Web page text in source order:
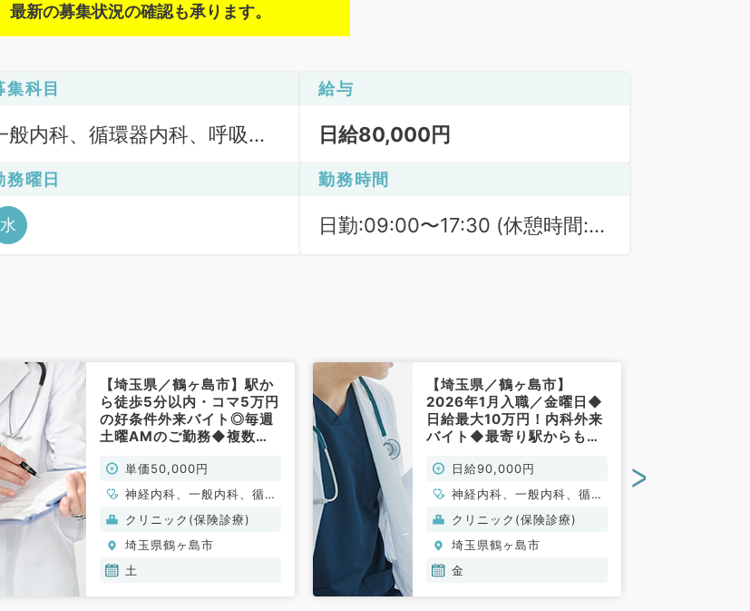
最新の募集状況の確認も承ります。
集科目
般内科、循環器内科、呼吸器
内科
給与
日給80,000円
務曜日
水
勤務時間
日勤:09:00〜17:30 (休憩時間:
【埼玉県／鶴ヶ島市】駅か
ら徒歩5分以内・コマ5万円
の好条件外来バイト◎毎週
土曜AMのご勤務◆複数診
だけます（一般内科／非常
勤）
単価50,000円
神経内科、一般内科、循環
器内科、呼吸器内科、消化
器内科、内分泌・代謝内
科、腎臓内科、血液内科
クリニック(保険診療)
埼玉県鶴ヶ島市
土
【埼玉県／鶴ヶ島市】
2026年1月入職／金曜日◆
日給最大10万円！内科外来
バイト◆最寄り駅からも徒
程度と通勤至便です（一般
内科／非常勤）
日給90,000円
神経内科、一般内科、循環
器内科、呼吸器内科、消化
器内科、内分泌・代謝内
科、腎臓内科、老年内科、
血液内科
クリニック(保険診療)
埼玉県鶴ヶ島市
金
>